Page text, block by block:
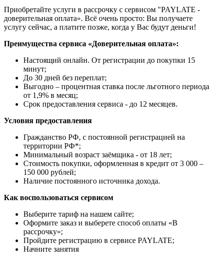
Приобретайте услуги в рассрочку с сервисом "PAYLATE -
доверительная оплата». Всё очень просто: Вы получаете
услугу сейчас, а платите позже, когда у Вас будут деньги!
Преимущества сервиса «Доверительная оплата»:
Настоящий онлайн. От регистрации до покупки 15
минут;
До 30 дней без переплат;
Выгодно – процентная ставка после льготного периода
от 1,9% в месяц;
Срок предоставления сервиса - до 12 месяцев.
Условия предоставления
Гражданство РФ, с постоянной регистрацией на
территории РФ*;
Минимальный возраст заёмщика - от 18 лет;
Стоимость покупки, оформленная в кредит от 3 000 –
150 000 рублей;
Наличие постоянного источника дохода.
Как воспользоваться сервисом
Выберите тариф на нашем сайте;
Оформите заказ и выберете способ оплаты «В
рассрочку»;
Пройдите регистрацию в сервисе PAYLATE;
Начните занятия